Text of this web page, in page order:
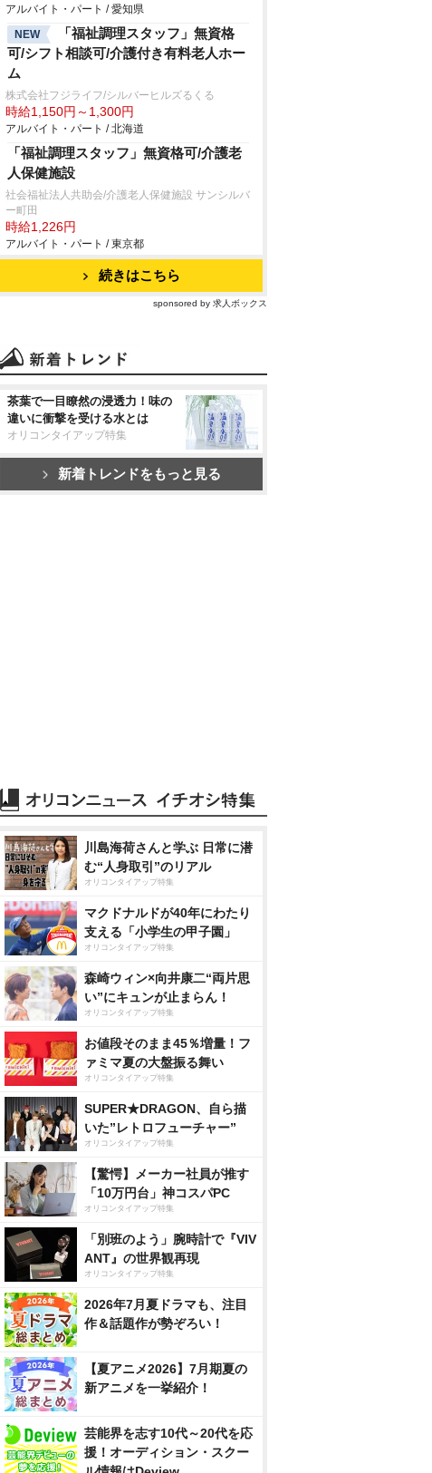
アルバイト・パート / 愛知県
NEW
「福祉調理スタッフ」無資格
可/シフト相談可/介護付き有料老人ホー
ム
株式会社フジライフ/シルバーヒルズるくる
時給1,150円～1,300円
アルバイト・パート / 北海道
「福祉調理スタッフ」無資格可/介護老
人保健施設
社会福祉法人共助会/介護老人保健施設 サンシルバ
ー町田
時給1,226円
アルバイト・パート / 東京都
続きはこちら
sponsored by 求人ボックス
茶葉で一目瞭然の浸透力！味の
違いに衝撃を受ける水とは
オリコンタイアップ特集
新着トレンドをもっと見る
川島海荷さんと学ぶ 日常に潜
む“人身取引”のリアル
オリコンタイアップ特集
マクドナルドが40年にわたり
支える「小学生の甲子園」
オリコンタイアップ特集
森崎ウィン×向井康二“両片思
い”にキュンが止まらん！
オリコンタイアップ特集
お値段そのまま45％増量！フ
ァミマ夏の大盤振る舞い
オリコンタイアップ特集
SUPER★DRAGON、自ら描
いた”レトロフューチャー”
オリコンタイアップ特集
【驚愕】メーカー社員が推す
「10万円台」神コスパPC
オリコンタイアップ特集
「別班のよう」腕時計で『VIV
ANT』の世界観再現
オリコンタイアップ特集
2026年7月夏ドラマも、注目
作＆話題作が勢ぞろい！
【夏アニメ2026】7月期夏の
新アニメを一挙紹介！
芸能界を志す10代～20代を応
援！オーディション・スクー